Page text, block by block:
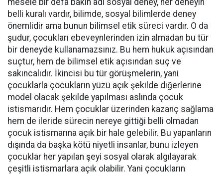
mesele bir defa bakın adı sosyal deney, her deneyin
belli kuralı vardır, bilimde, sosyal bilimlerde deney
önemlidir ama bunun bilimsel etik süreci vardır. O da
şudur, çocukları ebeveynlerinden izin almadan bu tür
bir deneyde kullanamazsınız. Bu hem hukuk açısından
suçtur, hem de bilimsel etik açısından suç ve
sakıncalıdır. İkincisi bu tür görüşmelerin, yani
çocuklarla çocukların yüzü açık şekilde diğerlerine
model olacak şekilde yapılması aslında çocuk
istismarıdır. Hem çocuklar üzerinden kazanç sağlama
hem de ileride sürecin nereye gittiği belli olmadan
çocuk istismarına açık bir hale gelebilir. Bu yapanların
dışında da başka kötü niyetli insanlar, bunu izleyen
çocuklar her yapılan şeyi sosyal olarak algılayarak
çeşitli istismarlara açık olabilir. Yani çocukların